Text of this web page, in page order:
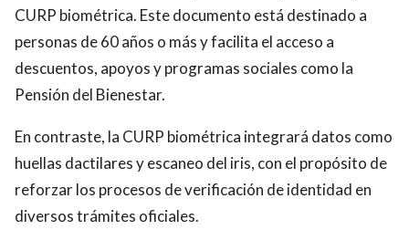
CURP biométrica. Este documento está destinado a
personas de 60 años o más y facilita el acceso a
descuentos, apoyos y programas sociales como la
Pensión del Bienestar.
En contraste, la CURP biométrica integrará datos como
huellas dactilares y escaneo del iris, con el propósito de
reforzar los procesos de verificación de identidad en
diversos trámites oficiales.